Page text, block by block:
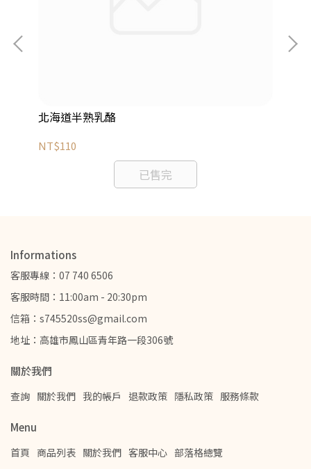
北海道半熟乳酪
NT$110
已售完
Informations
客服專線：07 740 6506
客服時間：11:00am - 20:30pm
信箱：s745520ss@gmail.com
地址：高雄市鳳山區青年路一段306號
關於我們
查詢 關於我們 我的帳戶 退款政策 隱私政策 服務條款
Menu
首頁 商品列表 關於我們 客服中心 部落格總覽